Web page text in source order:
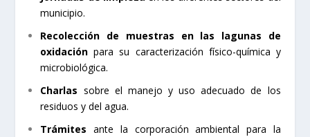
municipio.
Recolección de muestras en las lagunas de
oxidaciónpara su caracterización físico-química y
microbiológica.
Charlas sobre el manejo y uso adecuado de los
residuos y del agua.
Trámitesante la corporación ambiental para la